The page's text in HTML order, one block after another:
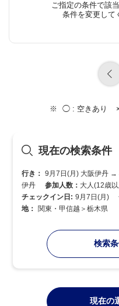
ご指定の条件で該
条件を変更して
◯ : 空きあり
現在の検索条件
行き： 9月7日(月) 大阪伊丹 →
伊丹
参加人数： 大人(12歳
チェックイン日: 9月7日(月)
地： 関東・甲信越＞栃木県
検索
現在の